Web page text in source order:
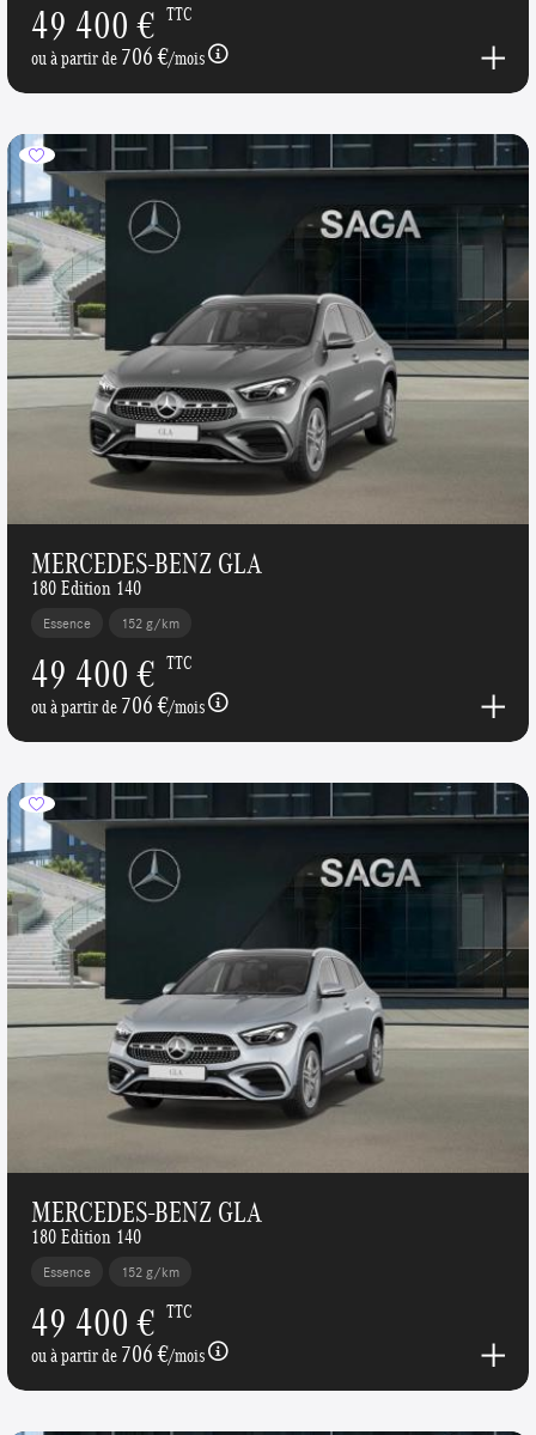
49 400 € TTC
ou à partir de706 €/mois
MERCEDES-BENZ GLA
180 Edition 140
Essence 152 g/km
49 400 € TTC
ou à partir de706 €/mois
MERCEDES-BENZ GLA
180 Edition 140
Essence 152 g/km
49 400 € TTC
ou à partir de706 €/mois